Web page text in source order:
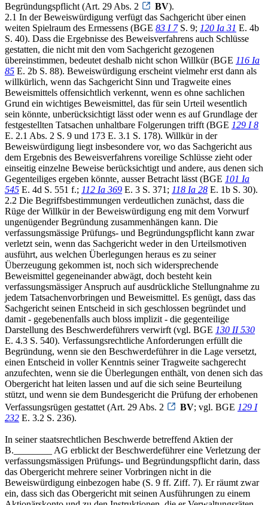
Begründungspflicht (Art. 29 Abs. 2
BV).
2.1 In der Beweiswürdigung verfügt das Sachgericht über einen
weiten Spielraum des Ermessens (BGE 83 I 7S. 9; 120 Ia 31 E. 4b
S. 40). Dass die Ergebnisse des Beweisverfahrens auch Schlüsse
gestatten, die nicht mit den vom Sachgericht gezogenen
übereinstimmen, bedeutet deshalb nicht schon Willkür (BGE 116 Ia
85 E. 2b S. 88). Beweiswürdigung erscheint vielmehr erst dann als
willkürlich, wenn das Sachgericht Sinn und Tragweite eines
Beweismittels offensichtlich verkennt, wenn es ohne sachlichen
Grund ein wichtiges Beweismittel, das für sein Urteil wesentlich
sein könnte, unberücksichtigt lässt oder wenn es auf Grundlage der
festgestellten Tatsachen unhaltbare Folgerungen trifft (BGE 129 I 8
E. 2.1 Abs. 2 S. 9 und 173 E. 3.1 S. 178). Willkür in der
Beweiswürdigung liegt insbesondere vor, wo das Sachgericht aus
dem Ergebnis des Beweisverfahrens voreilige Schlüsse zieht oder
einseitig einzelne Beweise berücksichtigt und andere, aus denen sich
Gegenteiliges ergeben könnte, ausser Betracht lässt (BGE 101 Ia
545 E. 4d S. 551 f.; 112 Ia 369 E. 3 S. 371; 118 Ia 28 E. 1b S. 30).
2.2 Die Begriffsbestimmungen verdeutlichen zunächst, dass die
Rüge der Willkür in der Beweiswürdigung eng mit dem Vorwurf
ungenügender Begründung zusammenhängen kann. Die
verfassungsmässige Prüfungs- und Begründungspflicht kann zwar
verletzt sein, wenn das Sachgericht weder in den Urteilsmotiven
ausführt, aus welchen Überlegungen heraus es zu seiner
Überzeugung gekommen ist, noch sich widersprechende
Beweismittel gegeneinander abwägt, doch besteht kein
verfassungsmässiger Anspruch auf ausdrückliche Stellungnahme zu
jedem Tatsachenvorbringen und Beweismittel. Es genügt, dass das
Sachgericht seinen Entscheid in sich geschlossen begründet und
damit - gegebenenfalls auch bloss implizit - die gegenteilige
Darstellung des Beschwerdeführers verwirft (vgl. BGE 130 II 530
E. 4.3 S. 540). Verfassungsrechtliche Anforderungen erfüllt die
Begründung, wenn sie den Beschwerdeführer in die Lage versetzt,
einen Entscheid in voller Kenntnis seiner Tragweite sachgerecht
anzufechten, wenn sie die Überlegungen enthält, von denen sich das
Obergericht hat leiten lassen und auf die sich seine Beurteilung
stützt, und wenn sie dem Bundesgericht die Prüfung der erhobenen
Verfassungsrügen gestattet (Art. 29 Abs. 2
BV; vgl. BGE 129 I
232 E. 3.2 S. 236).
In seiner staatsrechtlichen Beschwerde betreffend Aktien der
B.________ AG erblickt der Beschwerdeführer eine Verletzung der
verfassungsmässigen Prüfungs- und Begründungspflicht darin, dass
das Obergericht mehrere seiner Vorbringen nicht in die
Beweiswürdigung einbezogen habe (S. 9 ff. Ziff. 7). Er räumt zwar
ein, dass sich das Obergericht mit seinen Ausführungen zu einem